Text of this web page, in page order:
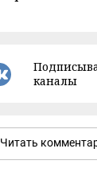
каналы
Читать